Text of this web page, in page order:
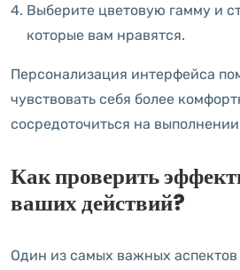
Выберите цветовую гамму и
которые вам нравятся.
Персонализация интерфейса
чувствовать себя более
сосредоточиться на
Как проверить
ваших действий?
Один из самых важных